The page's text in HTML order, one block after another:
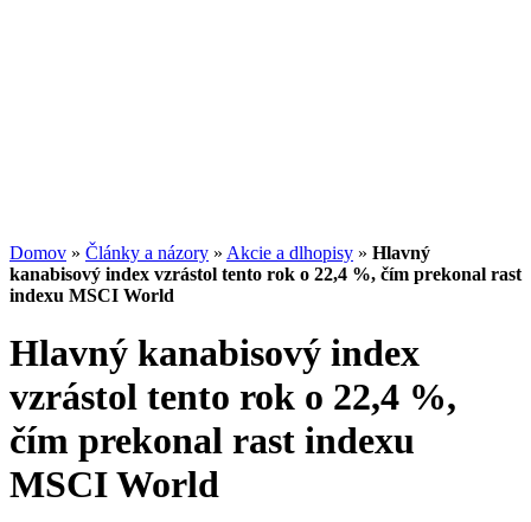
Domov » Články a názory » Akcie a dlhopisy » Hlavný
kanabisový index vzrástol tento rok o 22,4 %, čím prekonal rast
indexu MSCI World
Hlavný kanabisový index
vzrástol tento rok o 22,4 %,
čím prekonal rast indexu
MSCI World